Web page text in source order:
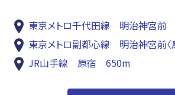
東京メトロ千代田線 明治神宮
東京メトロ副都心線 明治神宮前
JR山手線 原宿 650m